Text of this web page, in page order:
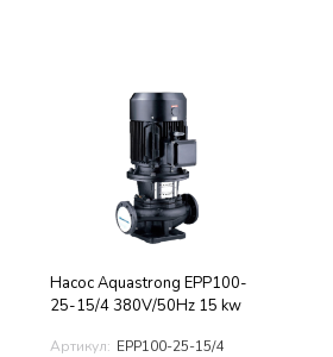
Насос Aquastrong EPP100-
25-15/4 380V/50Hz 15 kw
Артикул: EPP100-25-15/4